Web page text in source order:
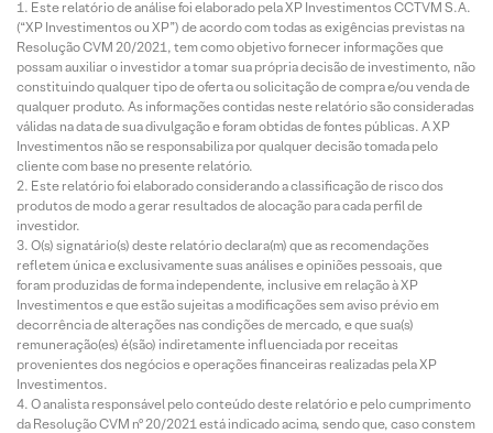
Este relatório de análise foi elaborado pela XP Investimentos CCTVM S.A.
(“XP Investimentos ou XP”) de acordo com todas as exigências previstas na
Resolução CVM 20/2021, tem como objetivo fornecer informações que
possam auxiliar o investidor a tomar sua própria decisão de investimento, não
constituindo qualquer tipo de oferta ou solicitação de compra e/ou venda de
qualquer produto. As informações contidas neste relatório são consideradas
válidas na data de sua divulgação e foram obtidas de fontes públicas. A XP
Investimentos não se responsabiliza por qualquer decisão tomada pelo
cliente com base no presente relatório.
Este relatório foi elaborado considerando a classificação de risco dos
produtos de modo a gerar resultados de alocação para cada perfil de
investidor.
O(s) signatário(s) deste relatório declara(m) que as recomendações
refletem única e exclusivamente suas análises e opiniões pessoais, que
foram produzidas de forma independente, inclusive em relação à XP
Investimentos e que estão sujeitas a modificações sem aviso prévio em
decorrência de alterações nas condições de mercado, e que sua(s)
remuneração(es) é(são) indiretamente influenciada por receitas
provenientes dos negócios e operações financeiras realizadas pela XP
Investimentos.
O analista responsável pelo conteúdo deste relatório e pelo cumprimento
da Resolução CVM nº 20/2021 está indicado acima, sendo que, caso constem